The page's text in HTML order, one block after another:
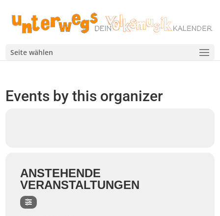
Seite wählen
Events by this organizer
ANSTEHENDE
VERANSTALTUNGEN